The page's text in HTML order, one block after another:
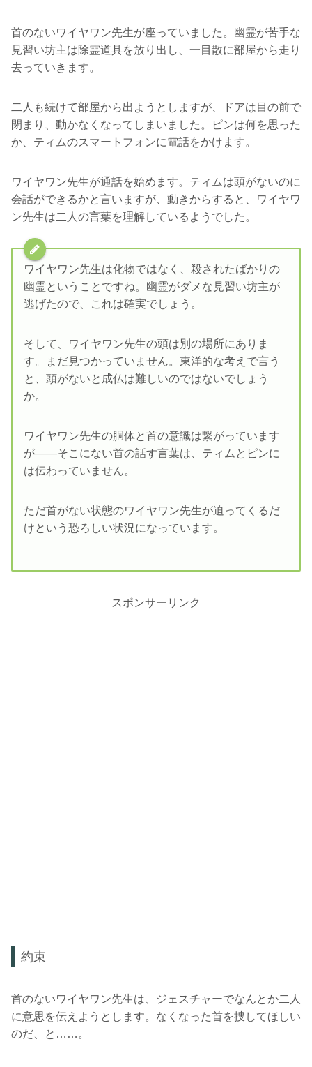
首のないワイヤワン先生が座っていました。幽霊が苦手な
見習い坊主は除霊道具を放り出し、一目散に部屋から走り
去っていきます。
二人も続けて部屋から出ようとしますが、ドアは目の前で
閉まり、動かなくなってしまいました。ピンは何を思った
か、ティムのスマートフォンに電話をかけます。
ワイヤワン先生が通話を始めます。ティムは頭がないのに
会話ができるかと言いますが、動きからすると、ワイヤワ
ン先生は二人の言葉を理解しているようでした。
ワイヤワン先生は化物ではなく、殺されたばかりの
幽霊ということですね。幽霊がダメな見習い坊主が
逃げたので、これは確実でしょう。
そして、ワイヤワン先生の頭は別の場所にありま
す。まだ見つかっていません。東洋的な考えで言う
と、頭がないと成仏は難しいのではないでしょう
か。
ワイヤワン先生の胴体と首の意識は繋がっています
が――そこにない首の話す言葉は、ティムとピンに
は伝わっていません。
ただ首がない状態のワイヤワン先生が迫ってくるだ
けという恐ろしい状況になっています。
スポンサーリンク
約束
首のないワイヤワン先生は、ジェスチャーでなんとか二人
に意思を伝えようとします。なくなった首を捜してほしい
のだ、と……。